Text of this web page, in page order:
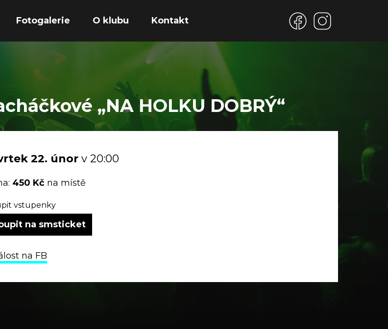
Fotogalerie O klubu Kontakt
„NA HOLKU DOBRÝ“
22. únor v 20:00
450 Kč na místě
vstupenky
na smsticket
na FB